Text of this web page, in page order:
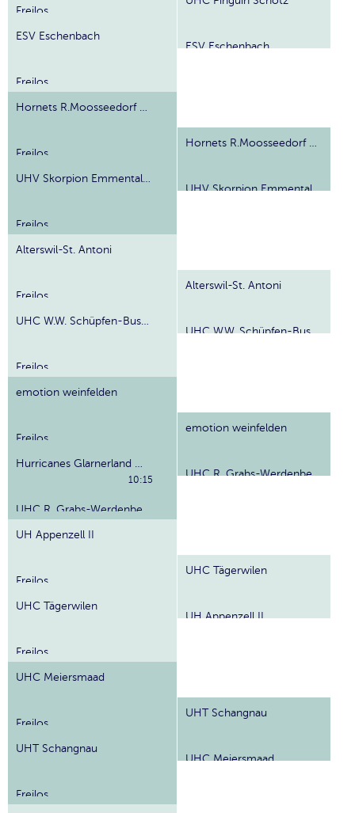
Freilos
ESV Eschenbach
Freilos
Hornets R.Moosseedorf Worblental
Freilos
UHV Skorpion Emmental III
Freilos
Alterswil-St. Antoni
Freilos
UHC W.W. Schüpfen-Busswil
Freilos
emotion weinfelden
Freilos
Hurricanes Glarnerland Weesen
10:15
UH Appenzell II
Freilos
UHC Tägerwilen
Freilos
UHC Meiersmaad
Freilos
UHT Schangnau
Freilos
ESV Eschenbach
Hornets R.Moosseedorf Worblental
UHV Skorpion Emmental III
Alterswil-St. Antoni
UHC W.W. Schüpfen-Busswil
emotion weinfelden
UHC R. Grabs-Werdenberg
UHC Tägerwilen
UH Appenzell II
UHT Schangnau
UHC Meiersmaad